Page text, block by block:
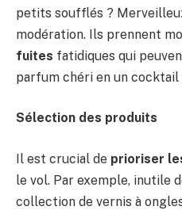
petits soufflés ?
modération. Ils prennent
fuites fatidiques qui
parfum chéri en un
Sélection des produits
Il est crucial de prioriser
le vol. Par exemple, inutile
collection de vernis à